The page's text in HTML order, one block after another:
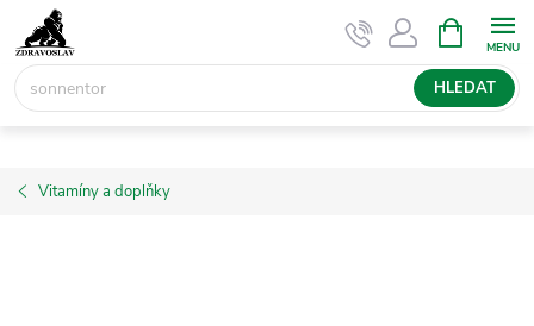
na
obsah
HLEDAT
NÁKUPNÍ
KOŠÍK
Vitamíny a doplňky